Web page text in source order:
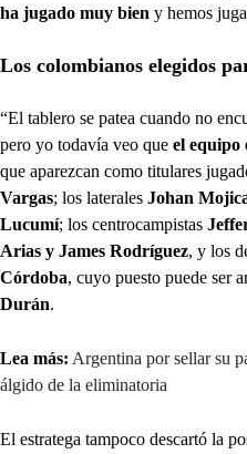
ha jugado muy bien y hemos
Los colombianos elegidos
“El tablero se patea cuando no
pero yo todavía veo que el equipo
que aparezcan como titulares
Vargas; los laterales Johan
Lucumí; los centrocampistas
Arias y James Rodríguez, y los
Córdoba, cuyo puesto puede ser
Durán.
Lea más: Argentina por sellar su
álgido de la eliminatoria
El estratega tampoco descartó la